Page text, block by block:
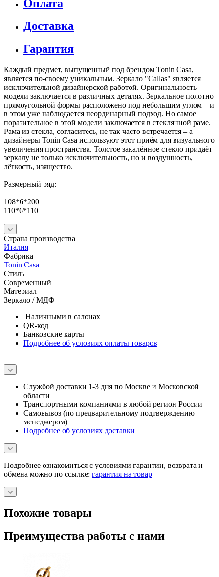
Каждый предмет, выпущенный под брендом Tonin Casa,
является по-своему уникальным. Зеркало "Callas" является
исключительной дизайнерской работой. Оригинальность
прямоугольной формы расположено под небольшим углом – и
в этом уже наблюдается неординарный подход. Но самое
поразительное в этой модели заключается в стеклянной раме.
Рама из стекла, согласитесь, не так часто встречается – а
дизайнеры Tonin Casa используют этот приём для визуального
увеличения пространства. Толстое закалённое стекло придаёт
зеркалу не только исключительность, но и воздушность,
лёгкость, изящество.
Размерный ряд:
108*6*200
Страна производства
Италия
Tonin Casa
Стиль
Современный
Материал
Зеркало / МДФ
Наличными в салонах
QR-код
Банковские карты
менеджером)
Подробнее об условиях доставки
Подробнее ознакомиться с условиями гарантии, возврата и
Похожие товары
Преимущества работы с нами
Реализация эстетического замысла